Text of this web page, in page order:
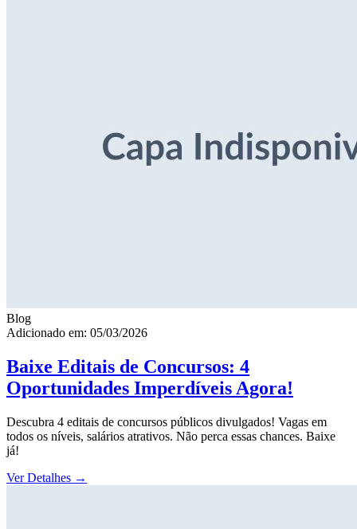
Blog
Adicionado em: 05/03/2026
Baixe Editais de Concursos: 4
Oportunidades Imperdíveis Agora!
Descubra 4 editais de concursos públicos divulgados! Vagas em
todos os níveis, salários atrativos. Não perca essas chances. Baixe
já!
Ver Detalhes →